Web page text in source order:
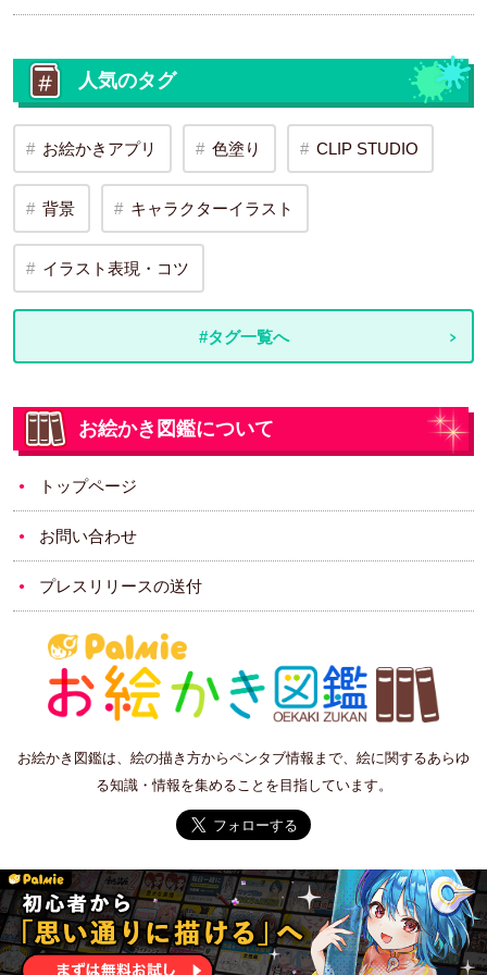
人気のタグ
お絵かきアプリ 色塗り CLIP STUDIO
背景 キャラクターイラスト
イラスト表現・コツ
#タグ一覧へ
お絵かき図鑑について
トップページ
お問い合わせ
プレスリリースの送付
お絵かき図鑑は、絵の描き方からペンタブ情報まで、絵に関するあらゆ
る知識・情報を集めることを目指しています。